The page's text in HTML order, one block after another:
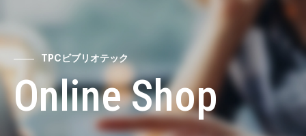
TPCビブリオテック
Online Shop